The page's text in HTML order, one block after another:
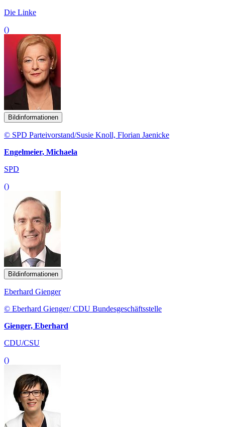
Die Linke
()
Bildinformationen
© SPD Parteivorstand/Susie Knoll, Florian Jaenicke
Engelmeier, Michaela
SPD
()
Bildinformationen
Eberhard Gienger
© Eberhard Gienger/ CDU Bundesgeschäftsstelle
Gienger, Eberhard
CDU/CSU
()